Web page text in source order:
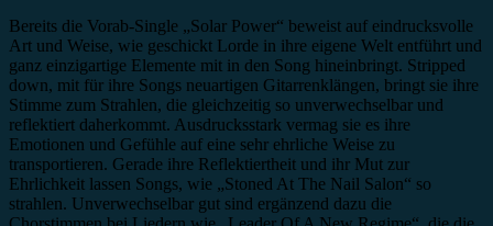
Bereits die Vorab-Single „Solar Power“ beweist auf eindrucksvolle
Art und Weise, wie geschickt Lorde in ihre eigene Welt entführt und
ganz einzigartige Elemente mit in den Song hineinbringt. Stripped
down, mit für ihre Songs neuartigen Gitarrenklängen, bringt sie ihre
Stimme zum Strahlen, die gleichzeitig so unverwechselbar und
reflektiert daherkommt. Ausdrucksstark vermag sie es ihre
Emotionen und Gefühle auf eine sehr ehrliche Weise zu
transportieren. Gerade ihre Reflektiertheit und ihr Mut zur
Ehrlichkeit lassen Songs, wie „Stoned At The Nail Salon“ so
strahlen. Unverwechselbar gut sind ergänzend dazu die